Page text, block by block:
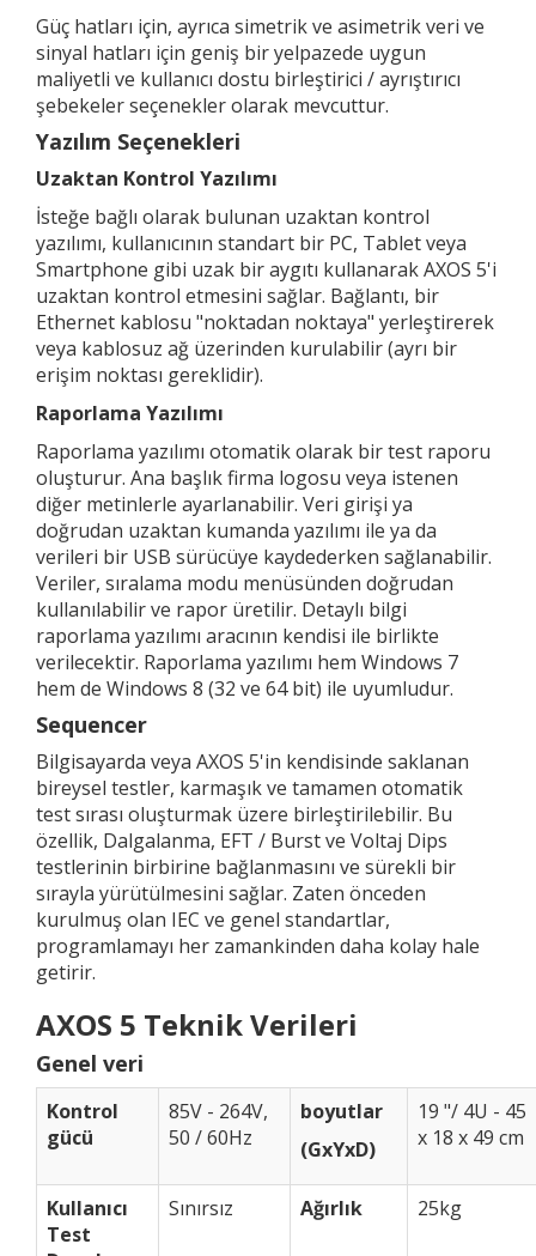
Güç hatları için, ayrıca simetrik ve asimetrik veri ve
sinyal hatları için geniş bir yelpazede uygun
maliyetli ve kullanıcı dostu birleştirici / ayrıştırıcı
şebekeler seçenekler olarak mevcuttur.
Yazılım Seçenekleri
Uzaktan Kontrol Yazılımı
İsteğe bağlı olarak bulunan uzaktan kontrol
yazılımı, kullanıcının standart bir PC, Tablet veya
Smartphone gibi uzak bir aygıtı kullanarak AXOS 5'i
uzaktan kontrol etmesini sağlar. Bağlantı, bir
Ethernet kablosu "noktadan noktaya" yerleştirerek
veya kablosuz ağ üzerinden kurulabilir (ayrı bir
erişim noktası gereklidir).
Raporlama Yazılımı
Raporlama yazılımı otomatik olarak bir test raporu
oluşturur. Ana başlık firma logosu veya istenen
diğer metinlerle ayarlanabilir. Veri girişi ya
doğrudan uzaktan kumanda yazılımı ile ya da
verileri bir USB sürücüye kaydederken sağlanabilir.
Veriler, sıralama modu menüsünden doğrudan
kullanılabilir ve rapor üretilir. Detaylı bilgi
raporlama yazılımı aracının kendisi ile birlikte
verilecektir. Raporlama yazılımı hem Windows 7
hem de Windows 8 (32 ve 64 bit) ile uyumludur.
Sequencer
Bilgisayarda veya AXOS 5'in kendisinde saklanan
bireysel testler, karmaşık ve tamamen otomatik
test sırası oluşturmak üzere birleştirilebilir. Bu
özellik, Dalgalanma, EFT / Burst ve Voltaj Dips
testlerinin birbirine bağlanmasını ve sürekli bir
sırayla yürütülmesini sağlar. Zaten önceden
kurulmuş olan IEC ve genel standartlar,
programlamayı her zamankinden daha kolay hale
getirir.
AXOS 5 Teknik Verileri
Genel veri
Kontrol
gücü
85V - 264V,
50 / 60Hz
boyutlar
(GxYxD)
19 "/ 4U - 45
x 18 x 49 cm
Kullanıcı
Test
Sınırsız Ağırlık 25kg